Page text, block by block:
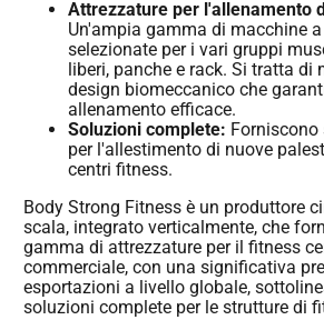
Attrezzature per l'allenamento
Un'ampia gamma di macchine
selezionate per i vari gruppi
liberi, panche e rack. Si tratta di
design biomeccanico che
allenamento efficace.
Soluzioni complete:
per l'allestimento di nuove
centri fitness.
Body Strong Fitness è un produttore
scala, integrato verticalmente, che
gamma di attrezzature per il fitness
commerciale, con una significativa
esportazioni a livello globale,
soluzioni complete per le strutture di